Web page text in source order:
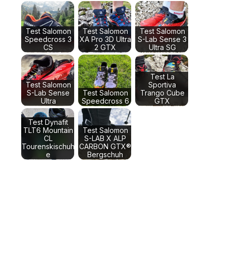
Test Salomon
Speedcross 3
CS
Test Salomon
XA Pro 3D Ultra
2 GTX
Test Salomon
S-Lab Sense 3
Ultra SG
Test Salomon
S-Lab Sense
Ultra
Test Salomon
Speedcross 6
Test La
Sportiva
Trango Cube
GTX
Test Dynafit
TLT6 Mountain
CL
Tourenskischuh
e
Test Salomon
S-LAB X ALP
CARBON GTX®
Bergschuh